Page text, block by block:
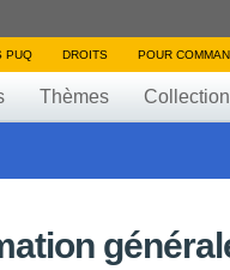
PUQ DROITS POUR
Thèmes